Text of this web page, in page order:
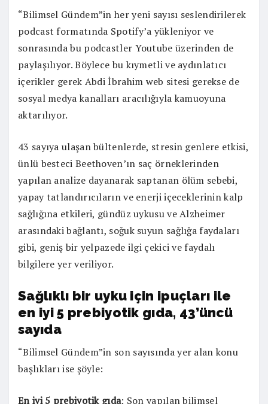
“Bilimsel Gündem”in her yeni sayısı seslendirilerek
podcast formatında Spotify’a yükleniyor ve
sonrasında bu podcastler Youtube üzerinden de
paylaşılıyor. Böylece bu kıymetli ve aydınlatıcı
içerikler gerek Abdi İbrahim web sitesi gerekse de
sosyal medya kanalları aracılığıyla kamuoyuna
aktarılıyor.
43 sayıya ulaşan bültenlerde, stresin genlere etkisi,
ünlü besteci Beethoven’ın saç örneklerinden
yapılan analize dayanarak saptanan ölüm sebebi,
yapay tatlandırıcıların ve enerji içeceklerinin kalp
sağlığına etkileri, gündüz uykusu ve Alzheimer
arasındaki bağlantı, soğuk suyun sağlığa faydaları
gibi, geniş bir yelpazede ilgi çekici ve faydalı
bilgilere yer veriliyor.
Sağlıklı bir uyku için ipuçları ile
en iyi 5 prebiyotik gıda, 43’üncü
sayıda
“Bilimsel Gündem”in son sayısında yer alan konu
başlıkları ise şöyle:
En iyi 5 prebiyotik gıda: Son yapılan bilimsel